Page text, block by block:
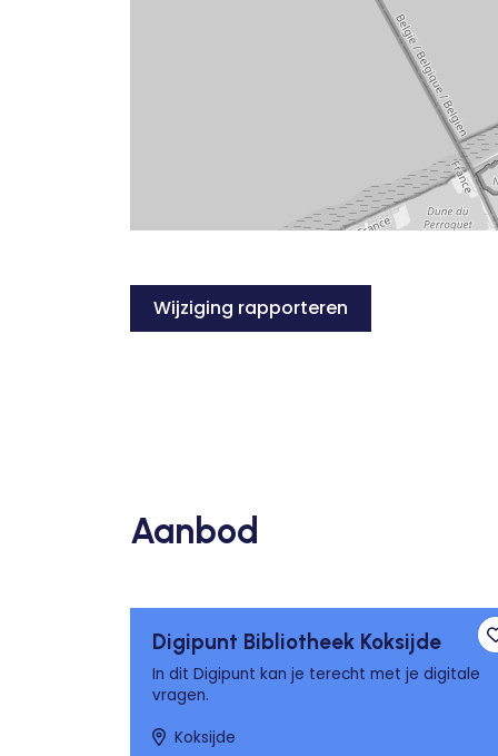
Wijziging rapporteren
Aanbod
Digipunt Bibliotheek Koksijde
In dit Digipunt kan je terecht met je digitale
vragen.
Koksijde